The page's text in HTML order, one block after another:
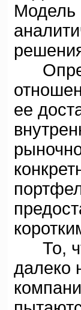
Модель
ее
То,
далеко